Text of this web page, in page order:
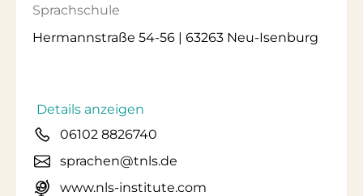
Sprachschule
Hermannstraße 54-56 | 63263 Neu-Isenburg
Details anzeigen
06102 8826740
sprachen@tnls.de
www.nls-institute.com